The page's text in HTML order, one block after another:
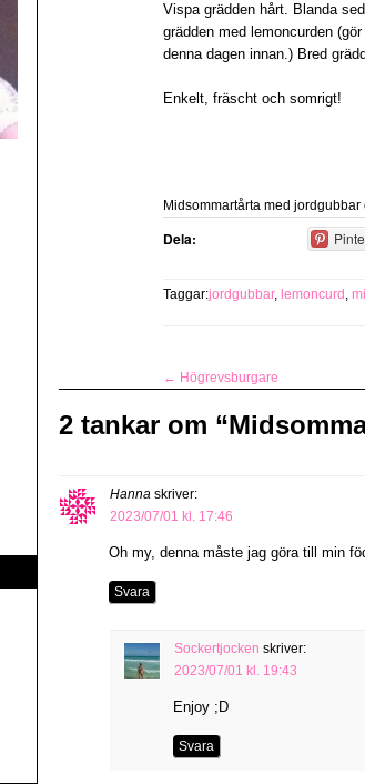
Vispa grädden hårt. Blanda
grädden med lemoncurden (gör
denna dagen innan.) Bred
Enkelt, fräscht och somrigt!
Midsommartårta med jordgubbar
Dela:
Taggar:jordgubbar, lemoncurd ,
← Högrevsburgare
2 tankar om “
Hanna skriver:
2023/07/01 kl. 17:46
Oh my, denna måste jag göra till min
Svara
Sockertjocken skriver:
2023/07/01 kl. 19:43
Enjoy ;D
Svara